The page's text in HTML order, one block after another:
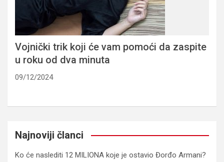
Vojnički trik koji će vam pomoći da zaspite
u roku od dva minuta
09/12/2024
Najnoviji članci
Ko će naslediti 12 MILIONA koje je ostavio Đorđo Armani?